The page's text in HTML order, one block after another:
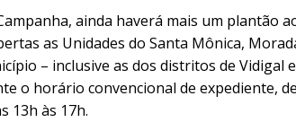
ainda haverá mais um plantão
as Unidades do Santa Mônica,
– inclusive as dos distritos de Vidigal
o horário convencional de expediente,
13h às 17h.